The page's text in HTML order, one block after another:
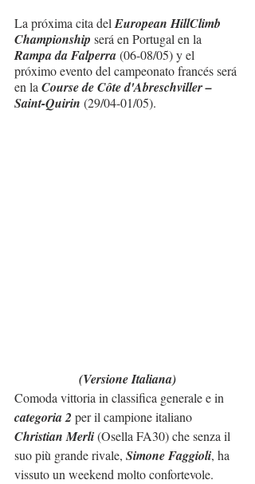
La próxima cita del European HillClimb
Championship será en Portugal en la
Rampa da Falperra (06-08/05) y el
próximo evento del campeonato francés será
en la Course de Côte d'Abreschviller –
Saint-Quirin (29/04-01/05).
(Versione Italiana)
Comoda vittoria in classifica generale e in
categoria 2 per il campione italiano
Christian Merli (Osella FA30) che senza il
suo più grande rivale, Simone Faggioli, ha
vissuto un weekend molto confortevole.